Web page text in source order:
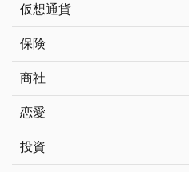
仮想通貨
保険
商社
恋愛
投資